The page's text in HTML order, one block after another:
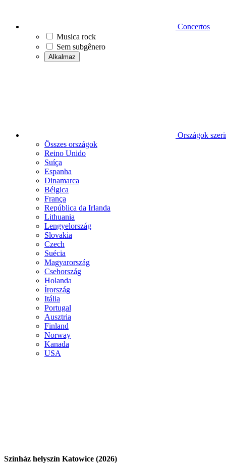
Concertos
Musica rock
Sem subgênero
Alkalmaz
Országok
Összes országok
Reino Unido
Suíça
Espanha
Dinamarca
Bélgica
França
República da Irlanda
Lithuania
Lengyelország
Slovakia
Czech
Suécia
Magyarország
Csehország
Holanda
Írország
Itália
Portugal
Ausztria
Finland
Norway
Kanada
USA
Színház helyszín Katowice (2026)